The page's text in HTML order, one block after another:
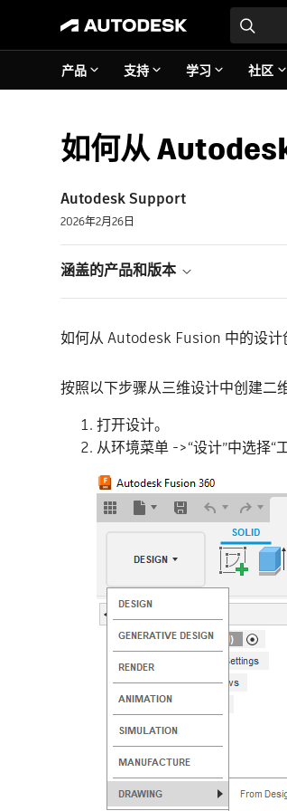
产品 支持 学习 社区
如何从
Autodesk Support
2026年2月26日
涵盖的产品和版本
如何从 Autodesk Fusion 中的设计
按照以下步骤从三维设计中创建二
打开设计。
从环境菜单 ->“设计”中选择“